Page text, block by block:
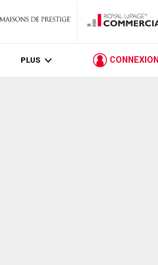
PLUS CONNEXION